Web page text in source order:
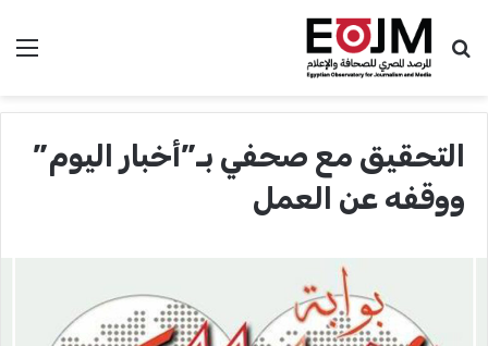
بحث عن
التحقيق مع صحفي بـ”أخبار اليوم”
ووقفه عن العمل